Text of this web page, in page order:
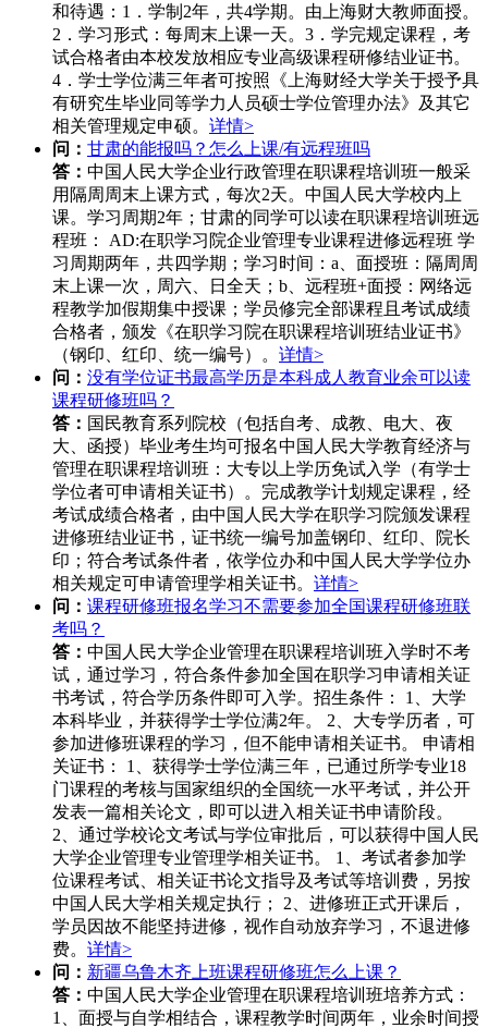
和待遇：1．学制2年，共4学期。由上海财大教师面授。
2．学习形式：每周末上课一天。3．学完规定课程，考
试合格者由本校发放相应专业高级课程研修结业证书。
4．学士学位满三年者可按照《上海财经大学关于授予具
有研究生毕业同等学力人员硕士学位管理办法》及其它
相关管理规定申硕。 详情>
问： 甘肃的能报吗？怎么上课/有远程班吗
答： 中国人民大学企业行政管理在职课程培训班一般采
用隔周周末上课方式，每次2天。中国人民大学校内上
课。学习周期2年；甘肃的同学可以读在职课程培训班远
程班： AD:在职学习院企业管理专业课程进修远程班 学
习周期两年，共四学期；学习时间：a、面授班：隔周周
末上课一次，周六、日全天；b、远程班+面授：网络远
程教学加假期集中授课；学员修完全部课程且考试成绩
合格者，颁发《在职学习院在职课程培训班结业证书》
（钢印、红印、统一编号）。 详情>
问： 没有学位证书最高学历是本科成人教育业余可以读
课程研修班吗？
答： 国民教育系列院校（包括自考、成教、电大、夜
大、函授）毕业考生均可报名中国人民大学教育经济与
管理在职课程培训班：大专以上学历免试入学（有学士
学位者可申请相关证书）。完成教学计划规定课程，经
考试成绩合格者，由中国人民大学在职学习院颁发课程
进修班结业证书，证书统一编号加盖钢印、红印、院长
印；符合考试条件者，依学位办和中国人民大学学位办
相关规定可申请管理学相关证书。 详情>
问： 课程研修班报名学习不需要参加全国课程研修班联
考吗？
答： 中国人民大学企业管理在职课程培训班入学时不考
试，通过学习，符合条件参加全国在职学习申请相关证
书考试，符合学历条件即可入学。招生条件： 1、大学
本科毕业，并获得学士学位满2年。 2、大专学历者，可
参加进修班课程的学习，但不能申请相关证书。 申请相
关证书： 1、获得学士学位满三年，已通过所学专业18
门课程的考核与国家组织的全国统一水平考试，并公开
发表一篇相关论文，即可以进入相关证书申请阶段。
2、通过学校论文考试与学位审批后，可以获得中国人民
大学企业管理专业管理学相关证书。 1、考试者参加学
位课程考试、相关证书论文指导及考试等培训费，另按
中国人民大学相关规定执行； 2、进修班正式开课后，
学员因故不能坚持进修，视作自动放弃学习，不退进修
费。 详情>
问： 新疆乌鲁木齐上班课程研修班怎么上课？
答： 中国人民大学企业管理在职课程培训班培养方式：
1、面授与自学相结合，课程教学时间两年，业余时间授